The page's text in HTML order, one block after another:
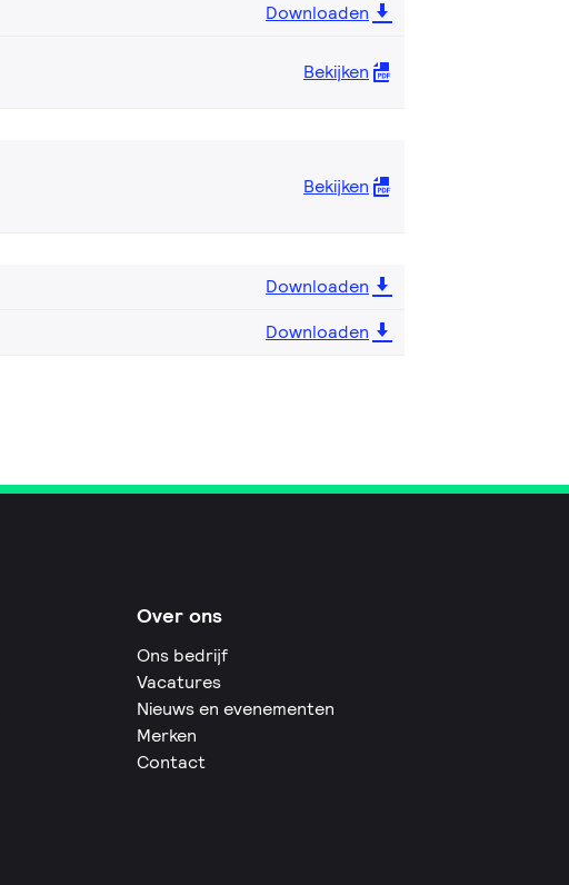
Downloaden
Bekijken
Bekijken
Downloaden
Downloaden
Over ons
Ons bedrijf
Vacatures
Nieuws en evenementen
Merken
Contact